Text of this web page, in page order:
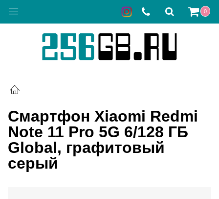
0
Смартфон Xiaomi Redmi
Note 11 Pro 5G 6/128 ГБ
Global, графитовый
серый